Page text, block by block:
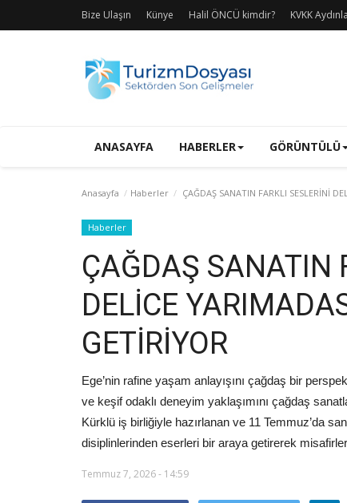
Bize Ulaşın Künye Halil ÖNCÜ kimdir? KVKK
ANASAYFA HABERLER GÖRÜNTÜLÜ
Anasayfa Haberler ÇAĞDAŞ SANATIN FARKLI SESLERİNİ
Haberler
ÇAĞDAŞ SANATIN
DELİCE
GETİRİYOR
Ege’nin rafine yaşam anlayışını çağdaş bir
ve keşif odaklı deneyim yaklaşımını çağdaş
Kürklü iş birliğiyle hazırlanan ve 11 Temmuz’da
disiplinlerinden eserleri bir araya getirerek
Temmuz 7, 2026 - 14:59